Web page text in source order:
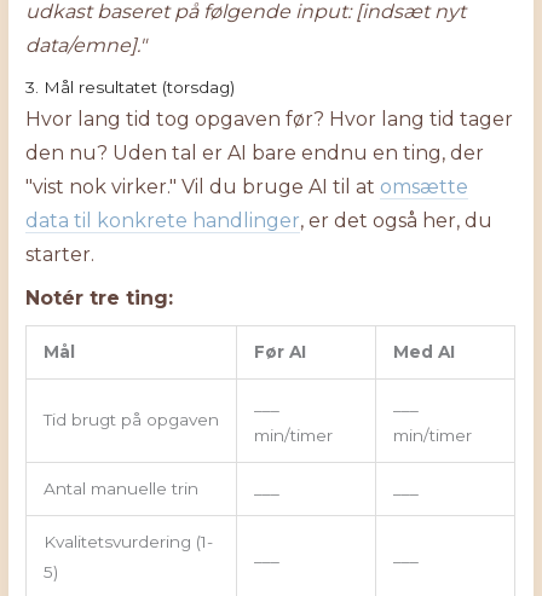
udkast baseret på følgende input: [indsæt nyt
data/emne]."
3. Mål resultatet (torsdag)
Hvor lang tid tog opgaven før? Hvor lang tid tager
den nu? Uden tal er AI bare endnu en ting, der
"vist nok virker." Vil du bruge AI til at omsætte
data til konkrete handlinger, er det også her, du
starter.
Notér tre ting:
Mål Før AI Med AI
Tid brugt på opgaven
min/timer
min/timer
Antal manuelle trin
Kvalitetsvurdering (1-
5)